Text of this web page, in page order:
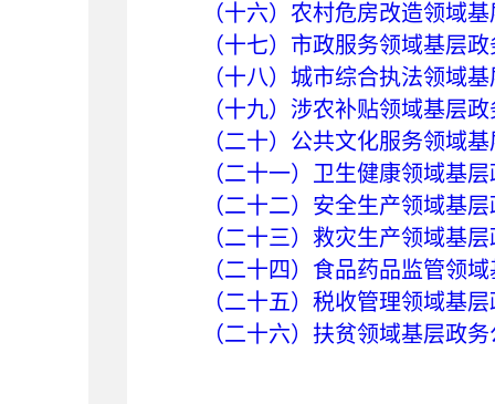
（十六）农村危房改造领域
（十七）市政服务领域基层
（十八）城市综合执法领域
（十九）涉农补贴领域基层
（二十）公共文化服务领域
（二十一）卫生健康领域基
（二十二）安全生产领域基
（二十三）救灾生产领域基
（二十四）食品药品监管领
（二十五）税收管理领域基
（二十六）扶贫领域基层政